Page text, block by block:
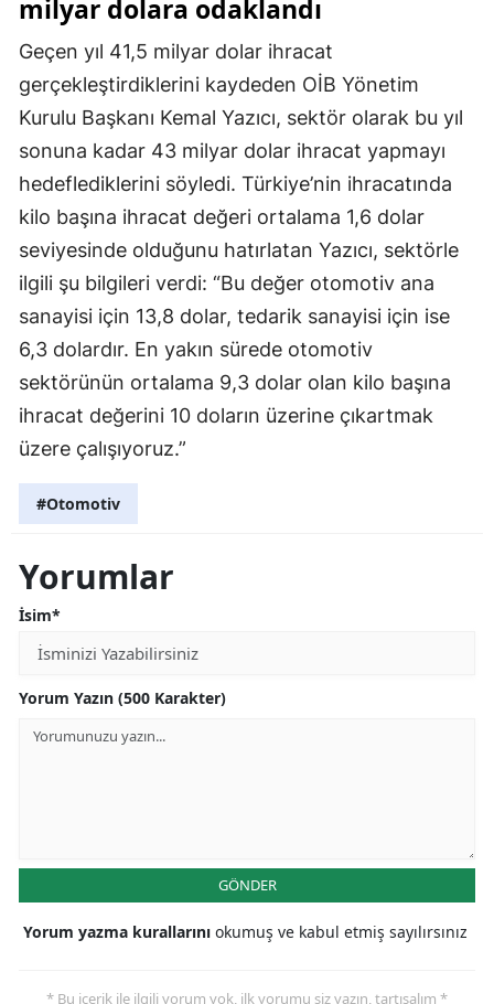
milyar dolara odaklandı
Geçen yıl 41,5 milyar dolar ihracat
gerçekleştirdiklerini kaydeden OİB Yönetim
Kurulu Başkanı Kemal Yazıcı, sektör olarak bu yıl
sonuna kadar 43 milyar dolar ihracat yapmayı
hedeflediklerini söyledi. Türkiye’nin ihracatında
kilo başına ihracat değeri ortalama 1,6 dolar
seviyesinde olduğunu hatırlatan Yazıcı, sektörle
ilgili şu bilgileri verdi: “Bu değer otomotiv ana
sanayisi için 13,8 dolar, tedarik sanayisi için ise
6,3 dolardır. En yakın sürede otomotiv
sektörünün ortalama 9,3 dolar olan kilo başına
ihracat değerini 10 doların üzerine çıkartmak
üzere çalışıyoruz.”
#Otomotiv
Yorumlar
İsim*
Yorum Yazın (500 Karakter)
GÖNDER
Yorum yazma kurallarını okumuş ve kabul etmiş sayılırsınız
* Bu içerik ile ilgili yorum yok, ilk yorumu siz yazın, tartışalım *